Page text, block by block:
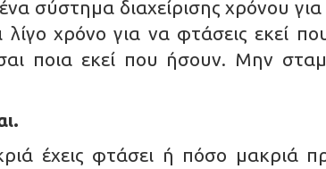
σύστημα διαχείρισης χρόνου για
χρόνο για να φτάσεις εκεί
ποια εκεί που ήσουν. Μην
έχεις φτάσει ή πόσο μακριά